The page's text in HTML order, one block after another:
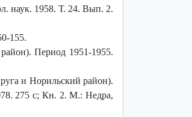
наук. 1958. Т. 24. Вып. 2.
155.
Период 1951-1955.
и Норильский район).
275 с; Кн. 2. М.: Недра,